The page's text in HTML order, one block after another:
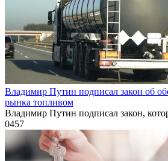
Владимир Путин подписал закон об
рынка топливом
Владимир Путин подписал закон,
0457